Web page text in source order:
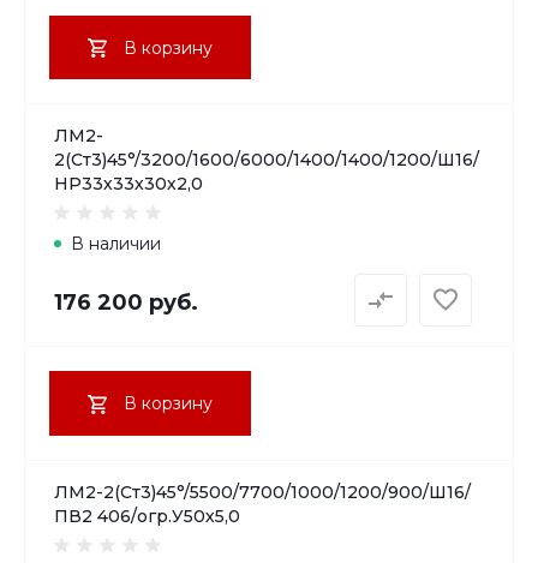
В корзину
ЛМ2-
2(Ст3)45°/3200/1600/6000/1400/1400/1200/Ш16/
НР33х33х30х2,0
В наличии
176 200 руб.
В корзину
ЛМ2-2(Ст3)45°/5500/7700/1000/1200/900/Ш16/
ПВ2 406/огр.У50х5,0